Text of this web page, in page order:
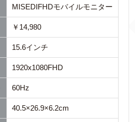
MISEDIFHDモバイルモニター
￥14,980
15.6インチ
1920x1080FHD
60Hz
40.5×26.9×6.2cm